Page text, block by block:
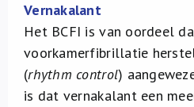
Vernakalant
Het BCFI is van oordeel
voorkamerfibrillatie
(rhythm control)
is dat vernakalant een